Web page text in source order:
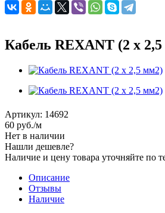
Кабель REXANT (2 х
Артикул: 14692
60 руб./м
Нет в наличии
Нашли дешевле?
Наличие и цену товара уточняйте по
Описание
Отзывы
Наличие